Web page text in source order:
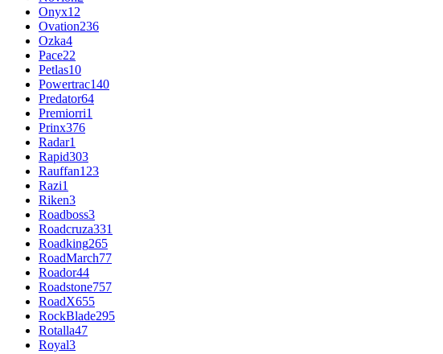
Onyx12
Ovation236
Ozka4
Pace22
Petlas10
Powertrac140
Predator64
Premiorri1
Prinx376
Radar1
Rapid303
Rauffan123
Razi1
Riken3
Roadboss3
Roadcruza331
Roadking265
RoadMarch77
Roador44
Roadstone757
RoadX655
RockBlade295
Rotalla47
Royal3